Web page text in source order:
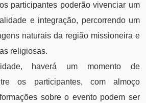
participantes poderão vivenciar um
e integração, percorrendo um
naturais da região missioneira e
religiosas.
haverá um momento de
os participantes, com almoço
sobre o evento podem ser